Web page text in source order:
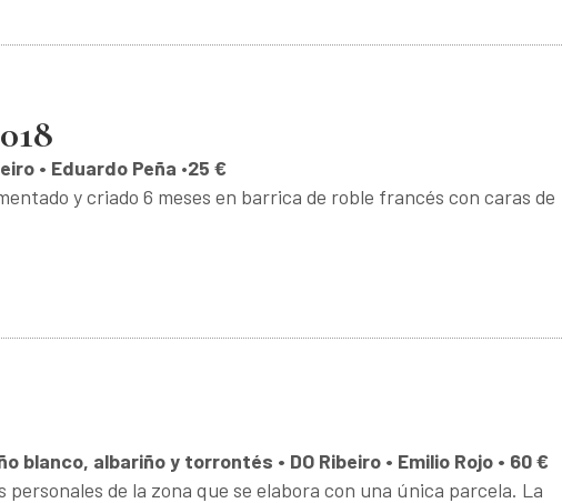
• Eduardo Peña •25 €
y criado 6 meses en barrica de roble francés con caras de
blanco, albariño y torrontés • DO Ribeiro • Emilio Rojo • 60 €
personales de la zona que se elabora con una única parcela. La